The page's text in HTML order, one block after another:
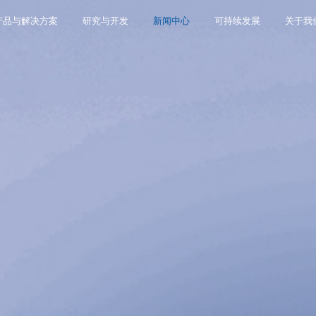
品与解决方案 研究与开发 新闻中心 可持续发展 关于我